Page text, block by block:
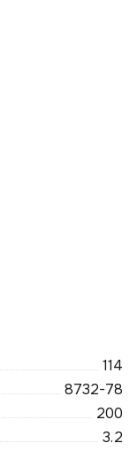
114
8732-78
200
3.2